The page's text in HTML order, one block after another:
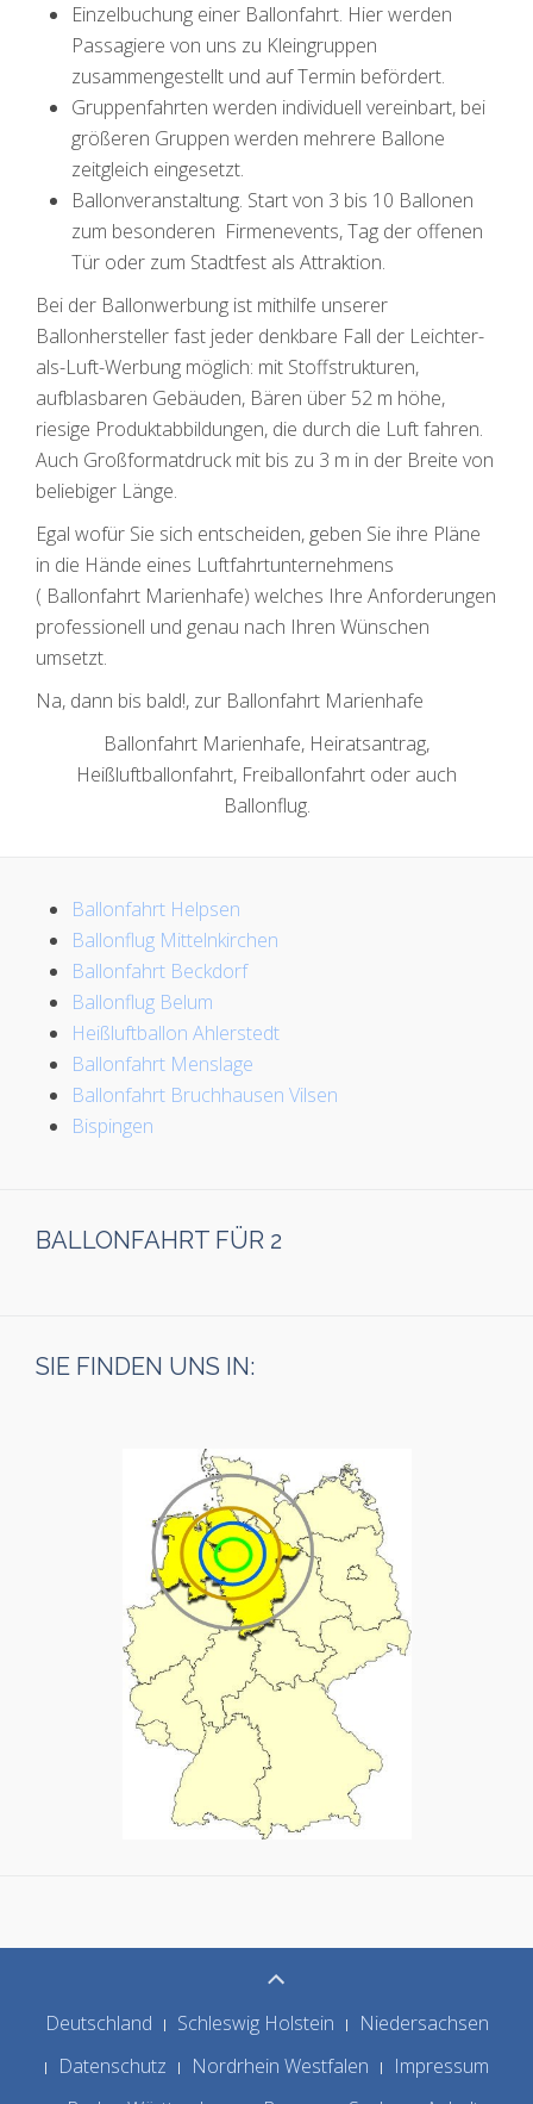
Einzelbuchung einer Ballonfahrt. Hier werden
Passagiere von uns zu Kleingruppen
zusammengestellt und auf Termin befördert.
Gruppenfahrten werden individuell vereinbart, bei
größeren Gruppen werden mehrere Ballone
zeitgleich eingesetzt.
Ballonveranstaltung. Start von 3 bis 10 Ballonen
zum besonderen Firmenevents, Tag der offenen
Tür oder zum Stadtfest als Attraktion.
Bei der Ballonwerbung ist mithilfe unserer
Ballonhersteller fast jeder denkbare Fall der Leichter-
als-Luft-Werbung möglich: mit Stoffstrukturen,
aufblasbaren Gebäuden, Bären über 52 m höhe,
riesige Produktabbildungen, die durch die Luft fahren.
Auch Großformatdruck mit bis zu 3 m in der Breite von
beliebiger Länge.
Egal wofür Sie sich entscheiden, geben Sie ihre Pläne
in die Hände eines Luftfahrtunternehmens
( Ballonfahrt Marienhafe) welches Ihre Anforderungen
professionell und genau nach Ihren Wünschen
umsetzt.
Na, dann bis bald!, zur Ballonfahrt Marienhafe
Ballonfahrt Marienhafe, Heiratsantrag,
Heißluftballonfahrt, Freiballonfahrt oder auch
Ballonflug.
Ballonfahrt Helpsen
Ballonflug Mittelnkirchen
Ballonfahrt Beckdorf
Ballonflug Belum
Heißluftballon Ahlerstedt
Ballonfahrt Menslage
Ballonfahrt Bruchhausen Vilsen
Bispingen
BALLONFAHRT FÜR 2
SIE FINDEN UNS IN:
Deutschland Schleswig Holstein
Niedersachsen
Datenschutz
Nordrhein Westfalen
Impressum